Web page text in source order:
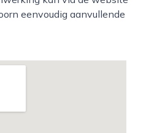
eenvoudig aanvullende